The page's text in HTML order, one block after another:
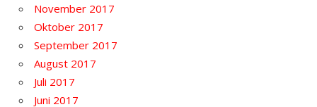
November 2017
Oktober 2017
September 2017
August 2017
Juli 2017
Juni 2017